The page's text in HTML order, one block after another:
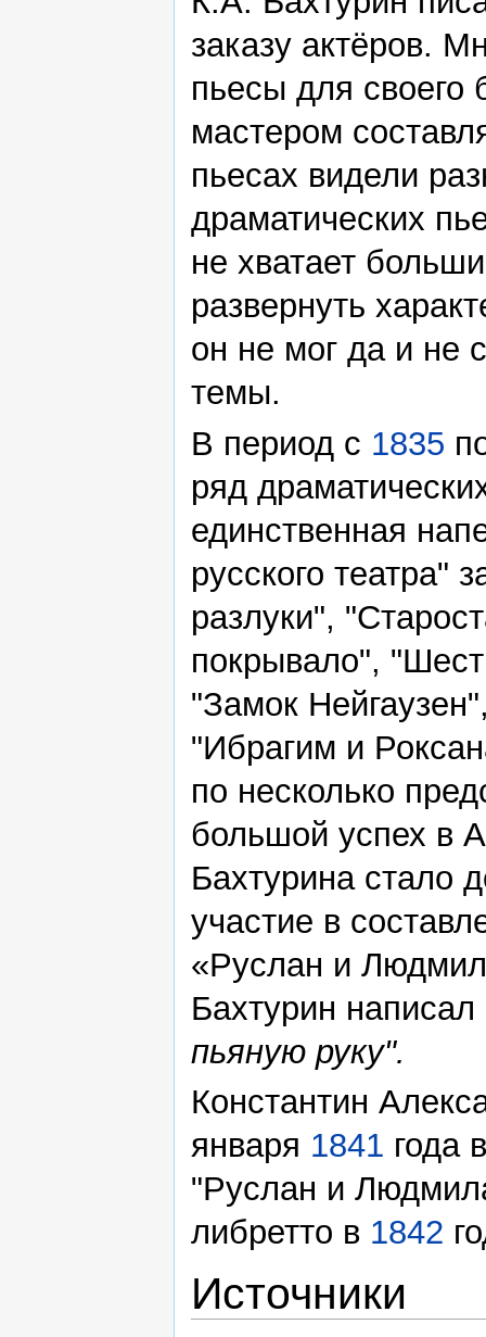
заказу актёров.
пьесы для своего
мастером
пьесах видели
драматических
не хватает
развернуть
он не мог да и не
темы.
В период с 1835
ряд
единственная
русского театра"
разлуки",
покрывало",
"Замок
"Ибрагим и
по несколько
большой успех в
Бахтурина стало
участие в
«Руслан и
Бахтурин
пьяную руку".
Константин
января 1841 года
"Руслан и
либретто в 1842
Источники